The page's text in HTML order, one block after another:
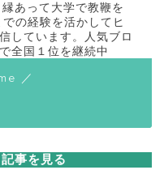
あって大学で教鞭を
の経験を活かしてヒ
しています。人気ブロ
全国１位を継続中
／
事を見る